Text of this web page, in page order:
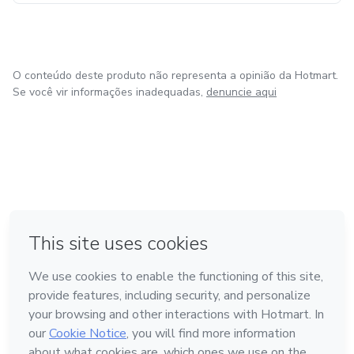
O conteúdo deste produto não representa a opinião da Hotmart.
Se você vir informações inadequadas, denuncie aqui
Feito com ❤ na Cidade do México
Conheça a Hotmart